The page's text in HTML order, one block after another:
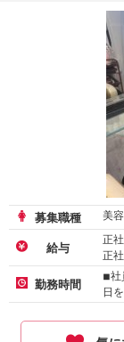
募集職種 美
給与
正
正
ア
勤務時間
◾︎
日